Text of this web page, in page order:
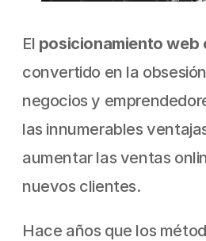
El posicionamiento web
convertido en la
negocios y
las innumerables
aumentar las ventas
nuevos clientes.
Hace años que los